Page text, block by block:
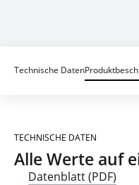
Technische Daten
TECHNISCHE DATEN
Alle Werte auf
Datenblatt (PDF)